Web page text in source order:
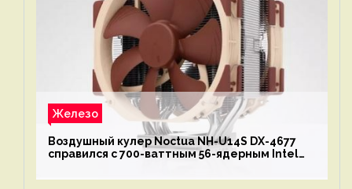
Железо
Воздушный кулер Noctua NH-U14S DX-4677
справился с 700-ваттным 56-ядерным Intel